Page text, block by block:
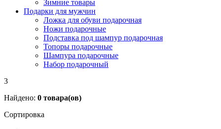
Зимние товары
Подарки для мужчин
Ложка для обуви подарочная
Ножи подарочные
Подставка под шампур подарочная
Топоры подарочные
Шампура подарочные
Набор подарочный
3
Найдено: 0 товара(ов)
Сортировка